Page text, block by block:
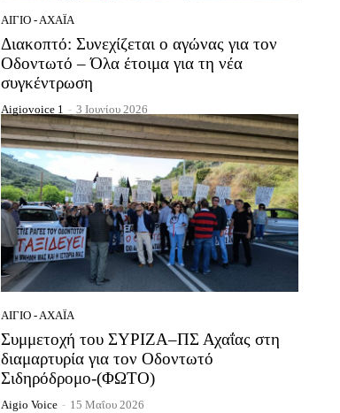
ΑΊΓΙΟ - ΑΧΑΪ́Α
Διακοπτό: Συνεχίζεται ο αγώνας για τον
Οδοντωτό – Όλα έτοιμα για τη νέα
συγκέντρωση
Aigiovoice 1 - 3 Ιουνίου 2026
ΑΊΓΙΟ - ΑΧΑΪ́Α
Συμμετοχή του ΣΥΡΙΖΑ–ΠΣ Αχαΐας στη
διαμαρτυρία για τον Οδοντωτό
Σιδηρόδρομο-(ΦΩΤΟ)
Aigio Voice - 15 Μαΐου 2026